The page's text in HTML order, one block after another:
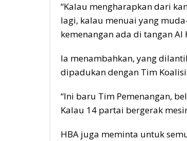
“Kalau mengharapkan dari
lagi, kalau menuai yang
kemenangan ada di tangan Al
Ia menambahkan, yang
dipadukan dengan Tim
“Ini baru Tim Pemenangan,
Kalau 14 partai bergerak
HBA juga meminta untuk